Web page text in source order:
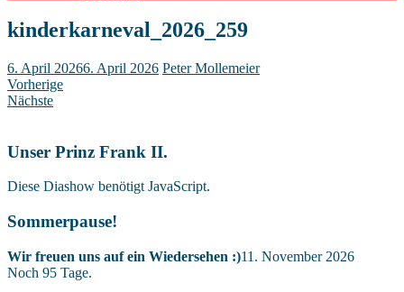
kinderkarneval_2026_259
6. April 20266. April 2026 Peter Mollemeier
Vorherige
Nächste
Unser Prinz Frank II.
Diese Diashow benötigt JavaScript.
Sommerpause!
Wir freuen uns auf ein Wiedersehen :)11. November 2026
Noch 95 Tage.